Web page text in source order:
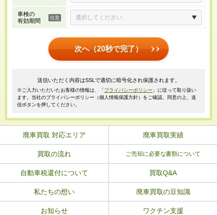
車検の
有効期間
次へ（20秒で完了）
送信いただく内容はSSLで適切に暗号化され保護されます。
※ご入力いただいたお客様の情報は、「プライバシーポリシー 」に従って取り扱い
ます。当社のプライバシーポリシー（個人情報保護方針）をご確認、同意の上、送
信ボタンを押してください。
廃車買取 対応エリア 廃車買取実績
買取の流れ ご売却に必要な書類について
自動車税還付について 買取Q&A
私たちの想い 廃車買取の豆知識
お知らせ ワクチン支援